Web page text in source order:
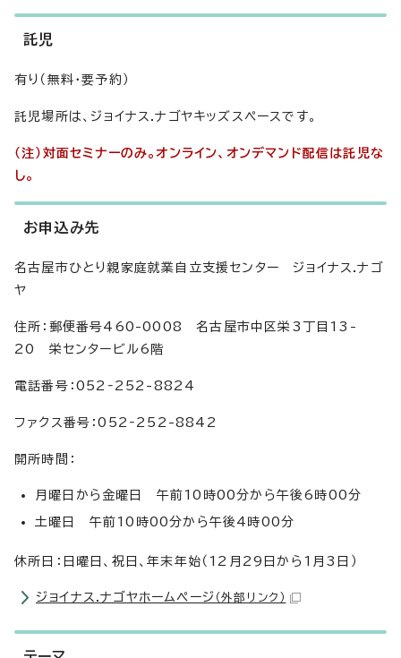
託児
有り（無料・要予約）
託児場所は、ジョイナス.ナゴヤキッズスペースです。
（注）対面セミナーのみ。オンライン、オンデマンド配信は託児な
し。
お申込み先
名古屋市ひとり親家庭就業自立支援センター ジョイナス.ナゴ
ヤ
住所：郵便番号460-0008 名古屋市中区栄3丁目13-
20 栄センタービル6階
電話番号：052‐252-8824
ファクス番号：052‐252-8842
開所時間：
月曜日から金曜日 午前10時00分から午後6時00分
土曜日 午前10時00分から午後4時00分
休所日：日曜日、祝日、年末年始（12月29日から1月3日）
ジョイナス.ナゴヤホームページ （外部リンク）